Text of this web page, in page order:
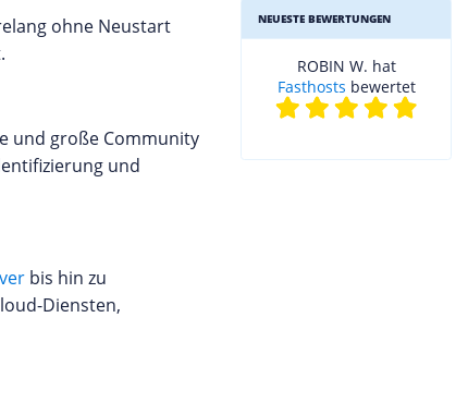
ohne Neustart
und große Community
und
bis hin zu
Diensten,
NEUESTE BEWERTUNGEN
ROBIN W. hat
Fasthosts bewertet